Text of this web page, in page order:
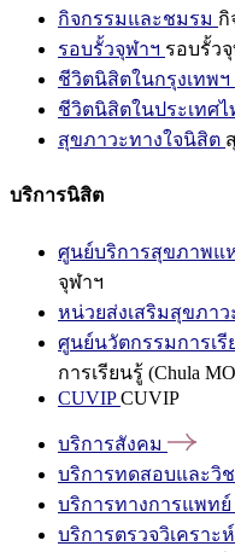
กิจกรรมและชมรม กิ
รอบรั้วจุฬาฯ รอบรั้ว
ชีวิตนิสิตในกรุงเทพฯ
ชีวิตนิสิตในประเทศไ
สุขภาวะทางใจนิสิต
บริการนิสิต
ศูนย์บริการสุขภาพแ
จุฬาฯ
หน่วยส่งเสริมสุขภา
ศูนย์นวัตกรรมการเรี
การเรียนรู้ (Chula
CUVIPCUVIP
บริการสังคม
บริการทดสอบและวิ
บริการทางการแพทย์
บริการตรวจวิเครา